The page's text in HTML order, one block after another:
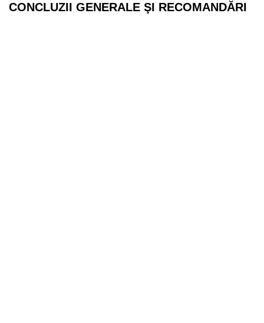
CONCLUZII GENERALE ŞI RECOMANDĂRI